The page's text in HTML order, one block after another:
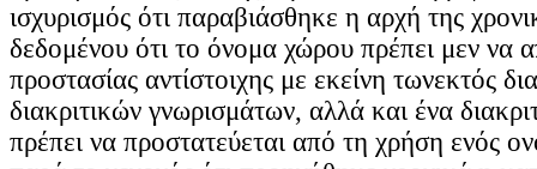
ισχυρισμός ότι παραβιάσθηκε η αρχή της
δεδομένου ότι το όνομα χώρου πρέπει μεν να
προστασίας αντίστοιχης με εκείνη τωνεκτός
διακριτικών γνωρισμάτων, αλλά και ένα
πρέπει να προστατεύεται από τη χρήση ενός